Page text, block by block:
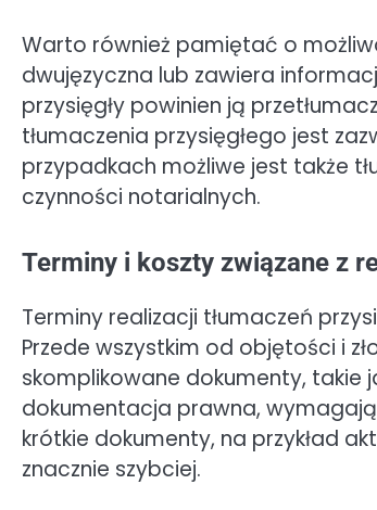
Warto również pamiętać o
dwujęzyczna lub zawiera
przysięgły powinien ją
tłumaczenia przysięgłego jest
przypadkach możliwe jest także
czynności notarialnych.
Terminy i koszty związane z
Terminy realizacji tłumaczeń
Przede wszystkim od objętości i
skomplikowane dokumenty,
dokumentacja prawna, wymagają
krótkie dokumenty, na przykład
znacznie szybciej.